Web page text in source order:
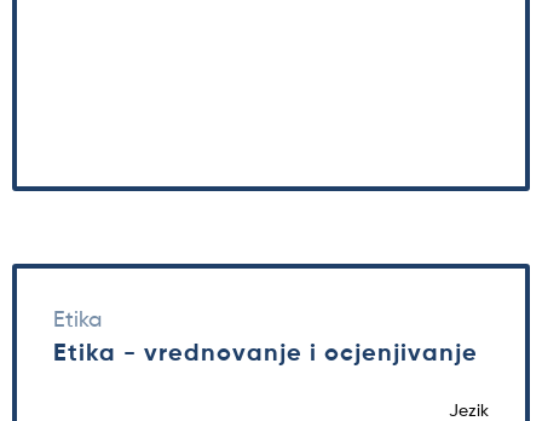
Etika
Etika - vrednovanje i ocjenjivanje
Jezik